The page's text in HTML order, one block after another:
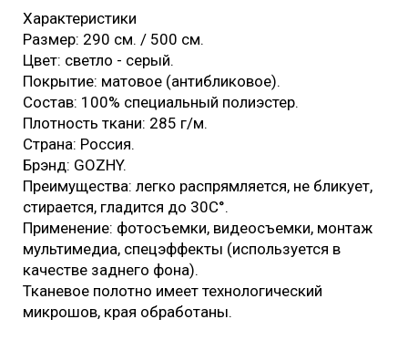
Характеристики
Размер: 290 см. / 500 см.
Цвет: светло - серый.
Покрытие: матовое (антибликовое).
Состав: 100% специальный полиэстер.
Плотность ткани: 285 г/м.
Страна: Россия.
Брэнд: GOZHY.
Преимущества: легко распрямляется, не бликует,
стирается, гладится до 30С°.
Применение: фотосъемки, видеосъемки, монтаж
мультимедиа, спецэффекты (используется в
качестве заднего фона).
Тканевое полотно имеет технологический
микрошов, края обработаны.